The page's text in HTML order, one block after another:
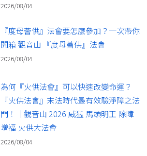
2026/08/04
『度母薈供』法會要怎麼參加？一次帶你
開箱 觀音山 『度母薈供』法會
2026/08/04
為何『火供法會』可以快速改變命運？
『火供法會』末法時代最有效驗淨障之法
門！｜觀音山 2026 威猛 馬頭明王 除障
增福 火供大法會
2026/08/04